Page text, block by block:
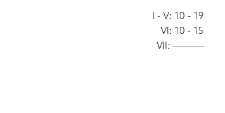
I - V: 10 - 19
VI: 10 - 15
VII: -------------